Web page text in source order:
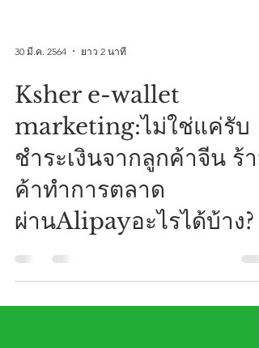
30 มี.ค. 2564 ยาว 2 นาที
Ksher e-wallet
marketing:ไม่ใช่แค่รับ
ชำระเงินจากลูกค้าจีน ร้าน
ค้าทำการตลาด
ผ่านAlipayอะไรได้บ้าง?